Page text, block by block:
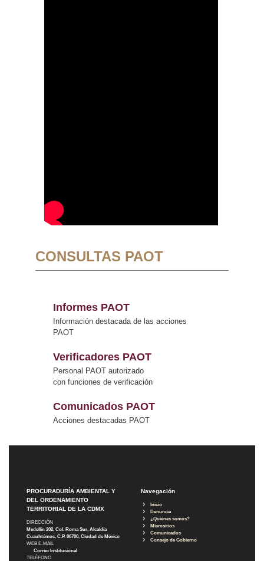
CONSULTAS PAOT
Informes PAOT
Información destacada de las acciones
PAOT
Verificadores PAOT
Personal PAOT autorizado
con funciones de verificación
Comunicados PAOT
Acciones destacadas PAOT
PROCURADURÍA AMBIENTAL Y
DEL ORDENAMIENTO
TERRITORIAL DE LA CDMX
DIRECCIÓN
Medellín 202, Col. Roma Sur, Alcaldía
Cuauhtémoc, C.P. 06700, Ciudad de México
WEB E-MAIL
Correo Institucional
TELÉFONO
Navegación
Inicio
Denuncia
¿Quiénes somos?
Micrositios
Comunicados
Consejo de Gobierno